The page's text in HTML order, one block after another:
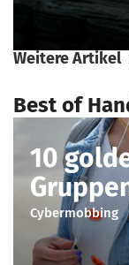
Weitere Artikel
Best of
10
Cybermobbing